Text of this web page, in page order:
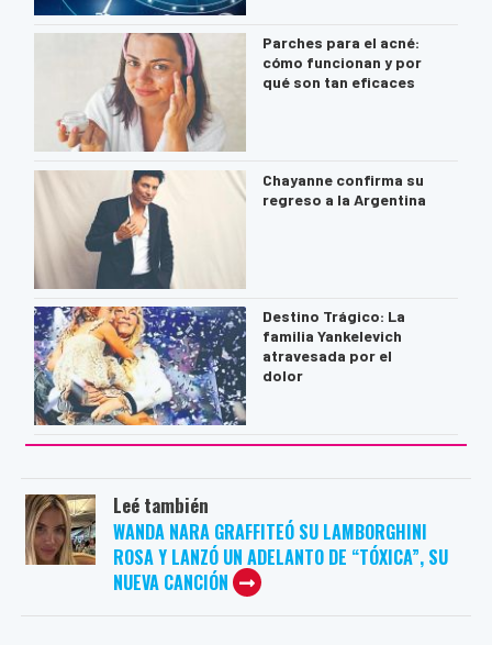
Parches para el acné:
cómo funcionan y por
qué son tan eficaces
Chayanne confirma su
regreso a la Argentina
Destino Trágico: La
familia Yankelevich
atravesada por el
dolor
Leé también
WANDA NARA GRAFFITEÓ SU LAMBORGHINI
ROSA Y LANZÓ UN ADELANTO DE “TÓXICA”, SU
NUEVA CANCIÓN